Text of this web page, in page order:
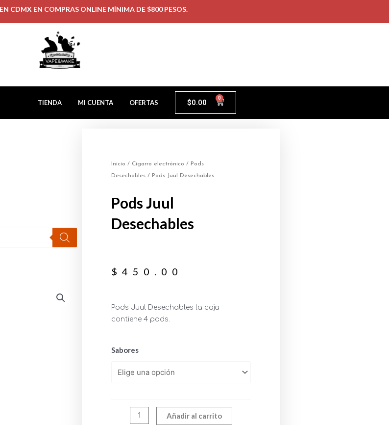
CDMX EN COMPRAS ONLINE MÍNIMA DE $800 PESOS.
TIENDA MI CUENTA OFERTAS $0.00 0
Inicio / Cigarro electrónico / Pods
Desechables / Pods Juul Desechables
Pods Juul
Desechables
$ 450.00
Pods Juul Desechables la caja
contiene 4 pods.
Sabores
Añadir al carrito